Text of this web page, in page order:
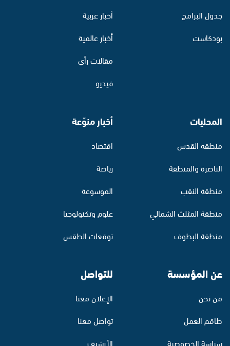
جدول البرامج
بودكاست
أخبار عربية
أخبار عالمية
مقالات رأي
فيديو
المحليات
منطقة القدس
الناصرة والمنطقة
منطقة النقب
منطقة المثلث الشمالي
منطقة البطوف
أخبار منوّعة
اقتصاد
رياضة
الموسوعة
علوم وتكنولوجيا
توقعات الطقس
عن المؤسسة
من نحن
طاقم العمل
سياسة الخصوصية
للتواصل
الإعلان معنا
تواصل معنا
الأرشيف